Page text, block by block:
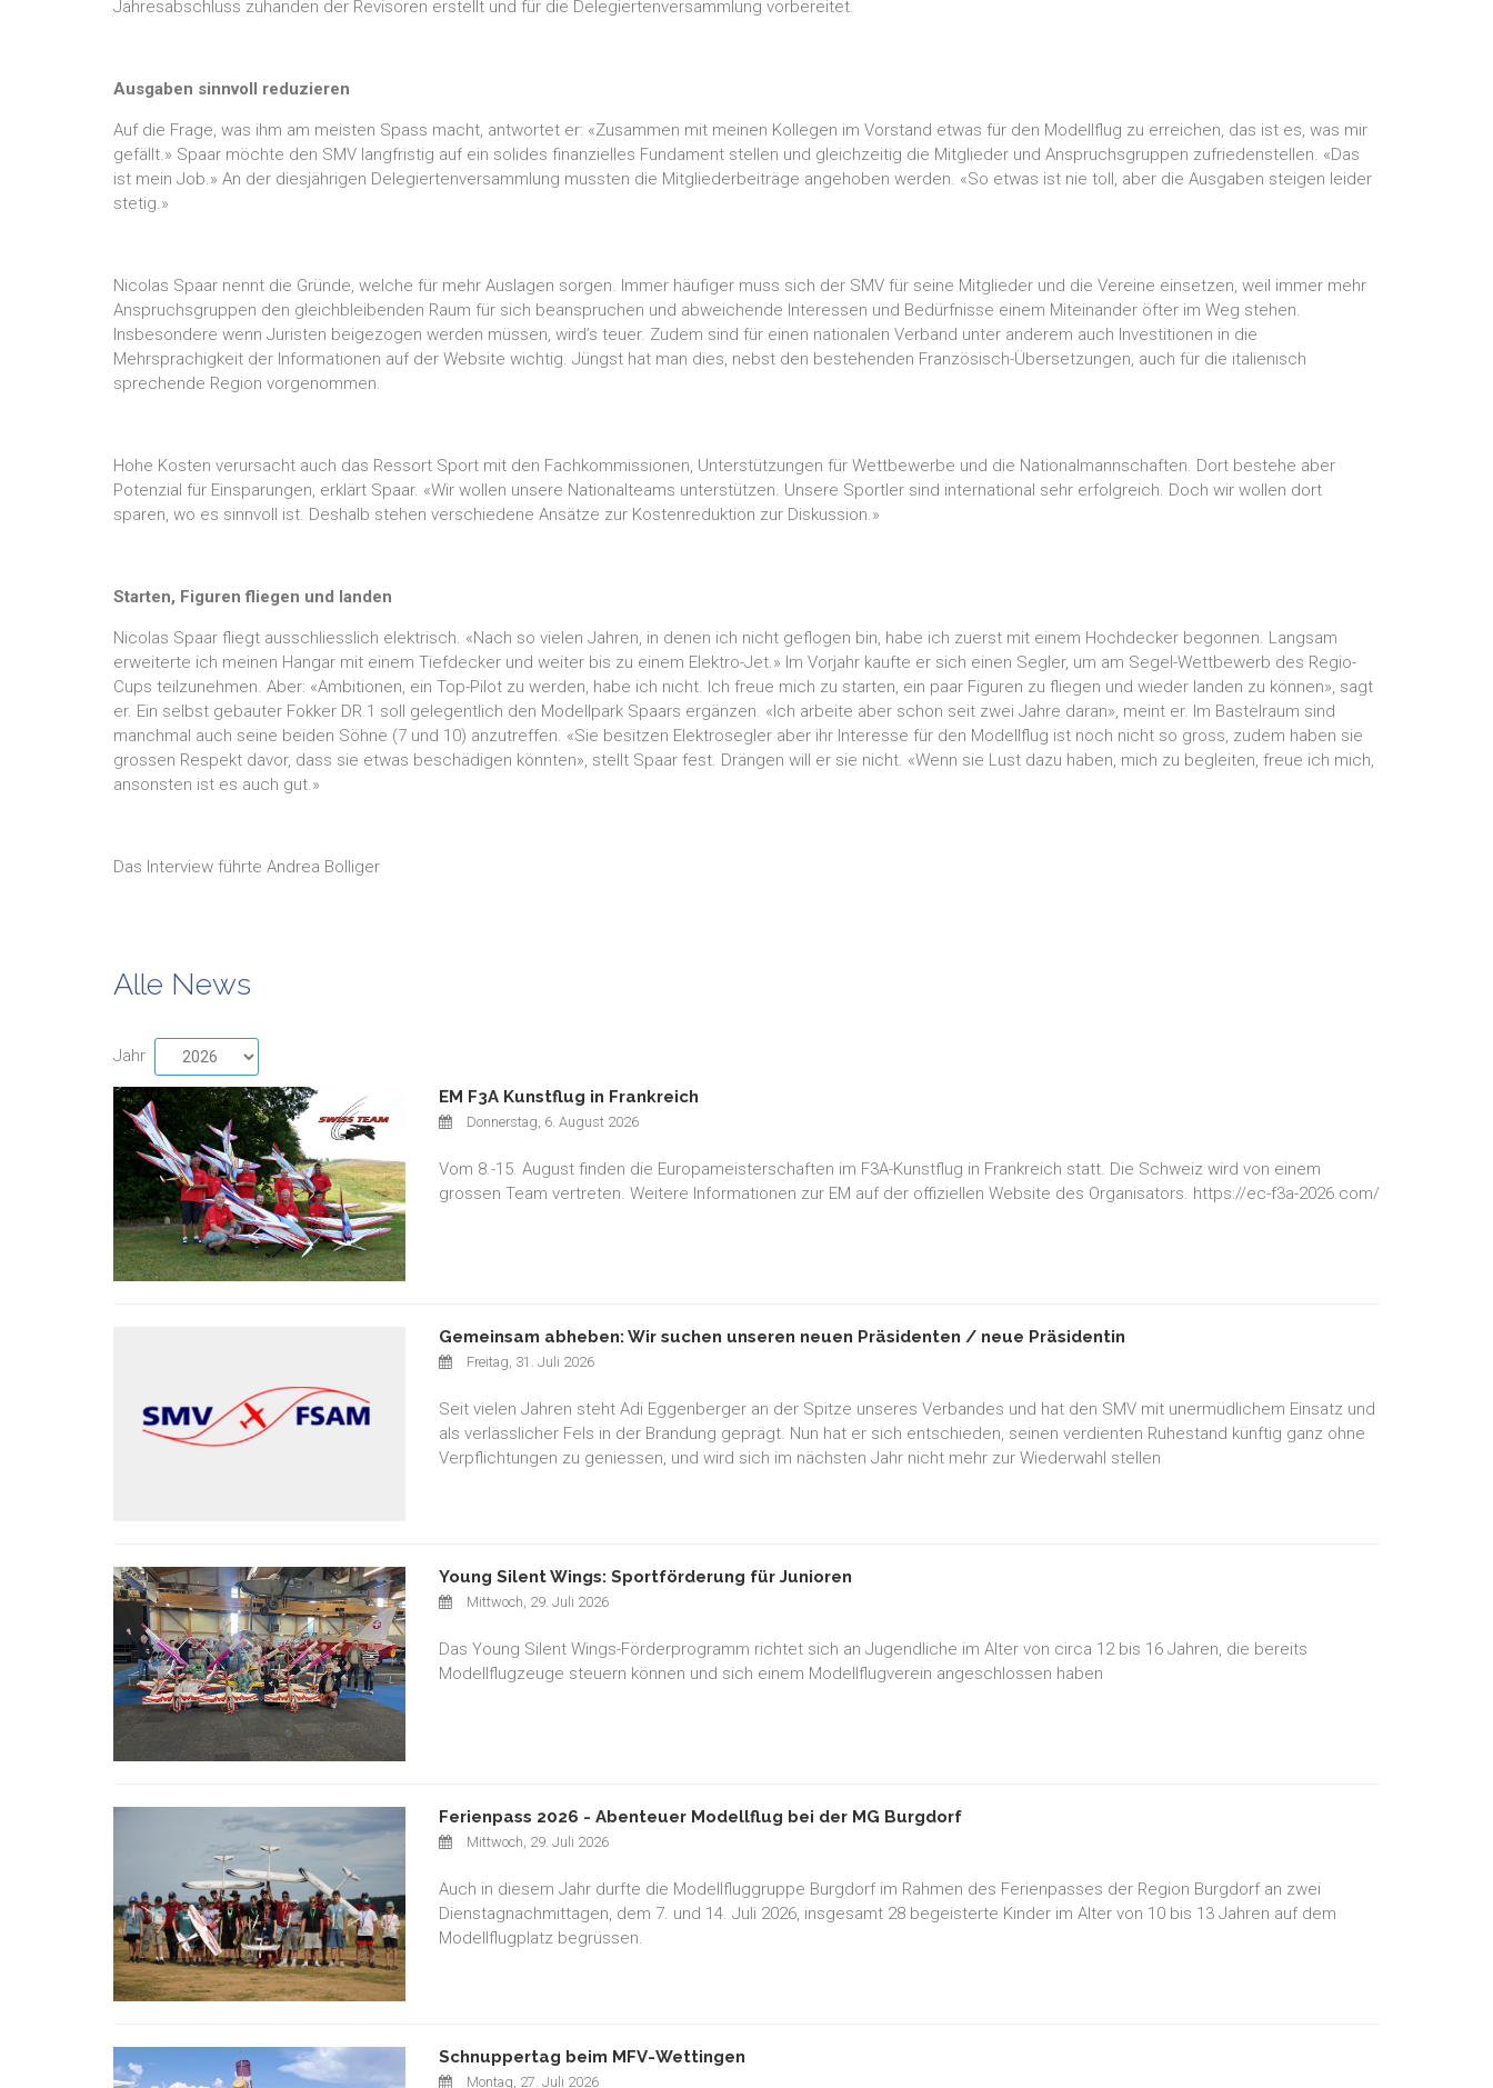
Jahresabschluss zuhanden der Revisoren erstellt und für die Delegiertenversammlung vorbereitet.
Ausgaben sinnvoll reduzieren
Auf die Frage, was ihm am meisten Spass macht, antwortet er: «Zusammen mit meinen Kollegen im Vorstand etwas für den Modellflug zu erreichen, das ist es, was mir
gefällt.» Spaar möchte den SMV langfristig auf ein solides finanzielles Fundament stellen und gleichzeitig die Mitglieder und Anspruchsgruppen zufriedenstellen. «Das
ist mein Job.» An der diesjährigen Delegiertenversammlung mussten die Mitgliederbeiträge angehoben werden. «So etwas ist nie toll, aber die Ausgaben steigen leider
stetig.»
Nicolas Spaar nennt die Gründe, welche für mehr Auslagen sorgen. Immer häufiger muss sich der SMV für seine Mitglieder und die Vereine einsetzen, weil immer mehr
Anspruchsgruppen den gleichbleibenden Raum für sich beanspruchen und abweichende Interessen und Bedürfnisse einem Miteinander öfter im Weg stehen.
Insbesondere wenn Juristen beigezogen werden müssen, wird’s teuer. Zudem sind für einen nationalen Verband unter anderem auch Investitionen in die
Mehrsprachigkeit der Informationen auf der Website wichtig. Jüngst hat man dies, nebst den bestehenden Französisch-Übersetzungen, auch für die italienisch
sprechende Region vorgenommen.
Hohe Kosten verursacht auch das Ressort Sport mit den Fachkommissionen, Unterstützungen für Wettbewerbe und die Nationalmannschaften. Dort bestehe aber
Potenzial für Einsparungen, erklärt Spaar. «Wir wollen unsere Nationalteams unterstützen. Unsere Sportler sind international sehr erfolgreich. Doch wir wollen dort
sparen, wo es sinnvoll ist. Deshalb stehen verschiedene Ansätze zur Kostenreduktion zur Diskussion.»
Starten, Figuren fliegen und landen
Nicolas Spaar fliegt ausschliesslich elektrisch. «Nach so vielen Jahren, in denen ich nicht geflogen bin, habe ich zuerst mit einem Hochdecker begonnen. Langsam
erweiterte ich meinen Hangar mit einem Tiefdecker und weiter bis zu einem Elektro-Jet.» Im Vorjahr kaufte er sich einen Segler, um am Segel-Wettbewerb des Regio-
Cups teilzunehmen. Aber: «Ambitionen, ein Top-Pilot zu werden, habe ich nicht. Ich freue mich zu starten, ein paar Figuren zu fliegen und wieder landen zu können», sagt
er. Ein selbst gebauter Fokker DR.1 soll gelegentlich den Modellpark Spaars ergänzen. «Ich arbeite aber schon seit zwei Jahre daran», meint er. Im Bastelraum sind
manchmal auch seine beiden Söhne (7 und 10) anzutreffen. «Sie besitzen Elektrosegler aber ihr Interesse für den Modellflug ist noch nicht so gross, zudem haben sie
grossen Respekt davor, dass sie etwas beschädigen könnten», stellt Spaar fest. Drängen will er sie nicht. «Wenn sie Lust dazu haben, mich zu begleiten, freue ich mich,
ansonsten ist es auch gut.»
Das Interview führte Andrea Bolliger
Alle News
Jahr
EM F3A Kunstflug in Frankreich
Donnerstag, 6. August 2026
Vom 8.-15. August finden die Europameisterschaften im F3A-Kunstflug in Frankreich statt. Die Schweiz wird von einem
grossen Team vertreten. Weitere Informationen zur EM auf der offiziellen Website des Organisators. https://ec-f3a-2026.com/
Gemeinsam abheben: Wir suchen unseren neuen Präsidenten / neue Präsidentin
Freitag, 31. Juli 2026
Seit vielen Jahren steht Adi Eggenberger an der Spitze unseres Verbandes und hat den SMV mit unermüdlichem Einsatz und
als verlässlicher Fels in der Brandung geprägt. Nun hat er sich entschieden, seinen verdienten Ruhestand künftig ganz ohne
Verpflichtungen zu geniessen, und wird sich im nächsten Jahr nicht mehr zur Wiederwahl stellen
Young Silent Wings: Sportförderung für Junioren
Mittwoch, 29. Juli 2026
Das Young Silent Wings-Förderprogramm richtet sich an Jugendliche im Alter von circa 12 bis 16 Jahren, die bereits
Modellflugzeuge steuern können und sich einem Modellflugverein angeschlossen haben
Ferienpass 2026 - Abenteuer Modellflug bei der MG Burgdorf
Mittwoch, 29. Juli 2026
Auch in diesem Jahr durfte die Modellfluggruppe Burgdorf im Rahmen des Ferienpasses der Region Burgdorf an zwei
Dienstagnachmittagen, dem 7. und 14. Juli 2026, insgesamt 28 begeisterte Kinder im Alter von 10 bis 13 Jahren auf dem
Modellflugplatz begrüssen.
Schnuppertag beim MFV-Wettingen
Montag, 27. Juli 2026